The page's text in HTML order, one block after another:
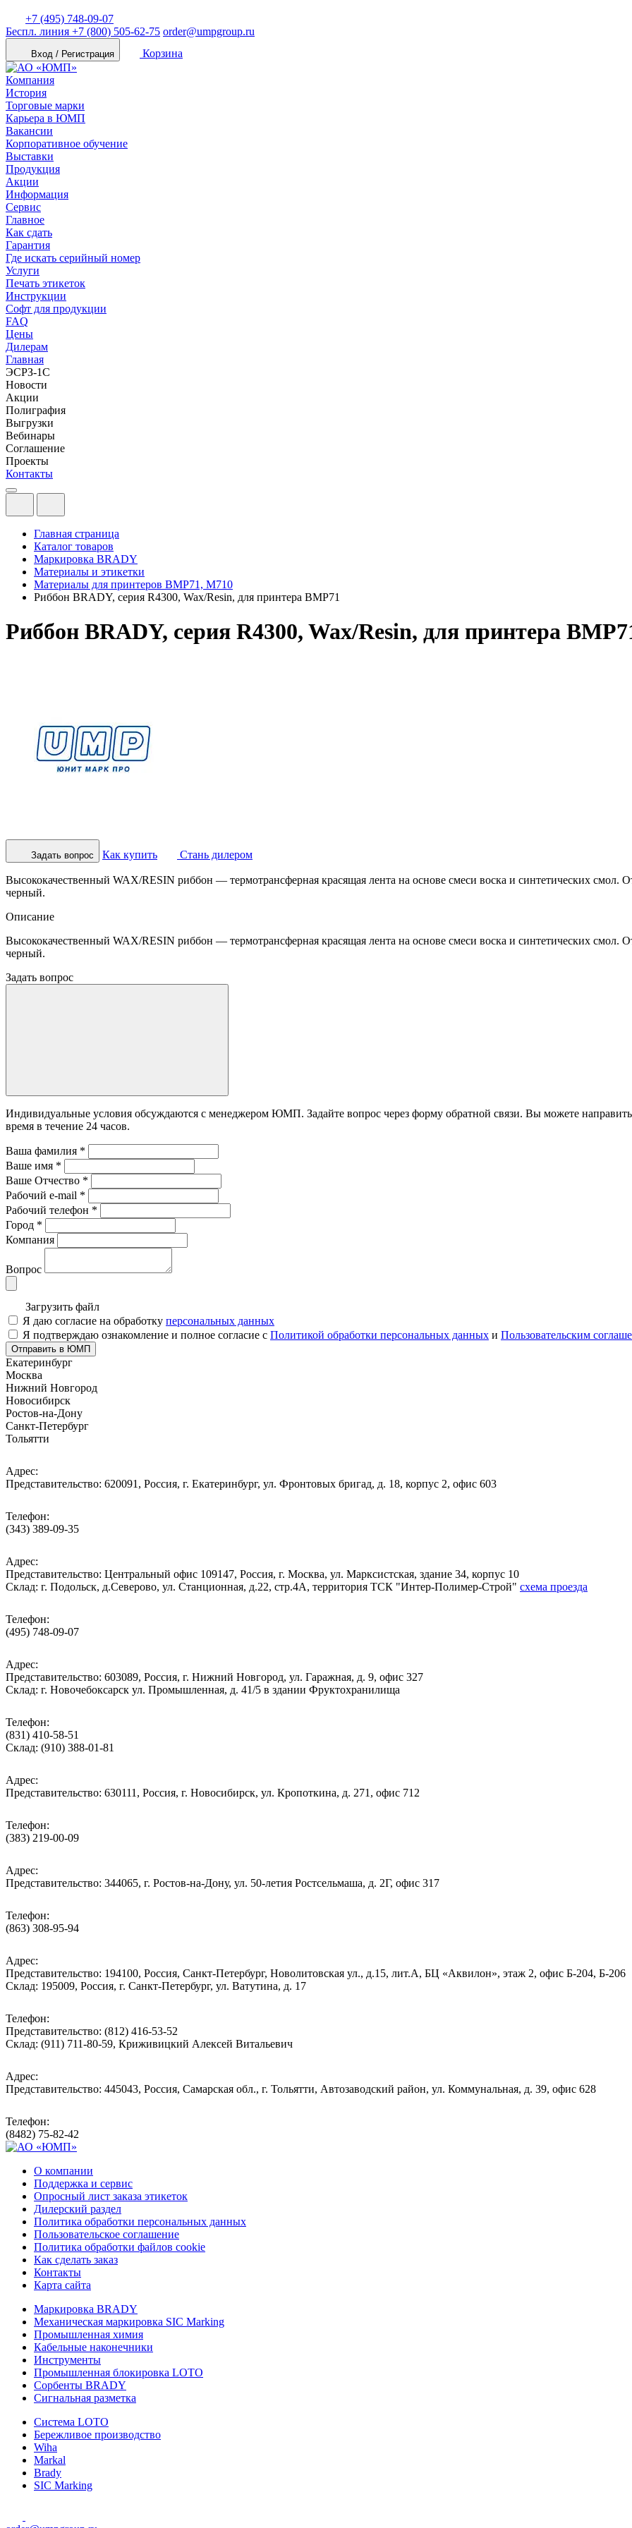
+7 (495) 748-09-07
Беспл. линия +7 (800) 505-62-75 order@umpgroup.ru
Вход / Регистрация Корзина
Компания
История
Торговые марки
Карьера в ЮМП
Вакансии
Корпоративное обучение
Выставки
Продукция
Акции
Информация
Сервис
Главное
Как сдать
Гарантия
Где искать серийный номер
Услуги
Печать этикеток
Инструкции
Софт для продукции
FAQ
Цены
Дилерам
Главная
ЭСРЗ-1С
Новости
Акции
Полиграфия
Выгрузки
Вебинары
Соглашение
Проекты
Контакты
Главная страница
Каталог товаров
Маркировка BRADY
Материалы и этикетки
Материалы для принтеров BMP71, M710
Риббон BRADY, cерия R4300, Wax/Resin, для принтера BMP71
Риббон BRADY, cерия R4300, Wax/Resin, для принтера
Задать вопрос Как купить Стань дилером
Высококачественный WAX/RESIN риббон — термотрансферная красящая лента на основе смеси воска и синтетических смол.
черный.
Описание
Высококачественный WAX/RESIN риббон — термотрансферная красящая лента на основе смеси воска и синтетических смол.
черный.
Задать вопрос
Индивидуальные условия обсуждаются с менеджером ЮМП. Задайте вопрос через форму обратной связи. Вы можете
время в течение 24 часов.
Ваша фамилия *
Ваше имя *
Ваше Отчество *
Рабочий e-mail *
Рабочий телефон *
Город *
Компания
Вопрос
Загрузить файл
Я даю согласие на обработку персональных данных
Я подтверждаю ознакомление и полное согласие с Политикой обработки персональных данных и Пользовательским
Отправить в ЮМП
Екатеринбург
Москва
Нижний Новгород
Новосибирск
Ростов-на-Дону
Санкт-Петербург
Тольятти
Адрес:
Представительство: 620091, Россия, г. Екатеринбург, ул. Фронтовых бригад, д. 18, корпус 2, офис 603
Телефон:
(343) 389-09-35
Адрес:
Представительство: Центральный офис 109147, Россия, г. Москва, ул. Марксистская, здание 34, корпус 10
Cклад: г. Подольск, д.Северово, ул. Станционная, д.22, стр.4А, территория ТСК "Интер-Полимер-Строй" схема проезда
Телефон:
(495) 748-09-07
Адрес:
Представительство: 603089, Россия, г. Нижний Новгород, ул. Гаражная, д. 9, офис 327
Склад: г. Новочебоксарск ул. Промышленная, д. 41/5 в здании Фруктохранилища
Телефон:
(831) 410-58-51
Склад: (910) 388-01-81
Адрес:
Представительство: 630111, Россия, г. Новосибирск, ул. Кропоткина, д. 271, офис 712
Телефон:
(383) 219-00-09
Адрес:
Представительство: 344065, г. Ростов-на-Дону, ул. 50-летия Ростсельмаша, д. 2Г, офис 317
Телефон:
(863) 308-95-94
Адрес:
Представительство: 194100, Россия, Санкт-Петербург, Новолитовская ул., д.15, лит.А, БЦ «Аквилон», этаж 2, офис Б-204, Б-206
Склад: 195009, Россия, г. Санкт-Петербург, ул. Ватутина, д. 17
Телефон:
Представительство: (812) 416-53-52
Склад: (911) 711-80-59, Криживицкий Алексей Витальевич
Адрес:
Представительство: 445043, Россия, Самарская обл., г. Тольятти, Автозаводский район, ул. Коммунальная, д. 39, офис 628
Телефон:
(8482) 75-82-42
О компании
Поддержка и сервис
Опросный лист заказа этикеток
Дилерский раздел
Политика обработки персональных данных
Пользовательское соглашение
Политика обработки файлов cookie
Как сделать заказ
Контакты
Карта сайта
Маркировка BRADY
Механическая маркировка SIC Marking
Промышленная химия
Кабельные наконечники
Инструменты
Промышленная блокировка LOTO
Сорбенты BRADY
Сигнальная разметка
Система LOTO
Бережливое производство
Wiha
Markal
Brady
SIC Marking